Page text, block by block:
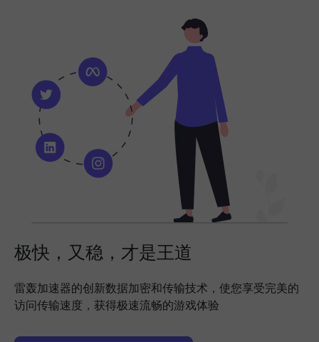
极快，又稳，才是王道
雷轰加速器的创新数据加密和传输技术，使您享受完美的
访问传输速度，获得极速流畅的游戏体验